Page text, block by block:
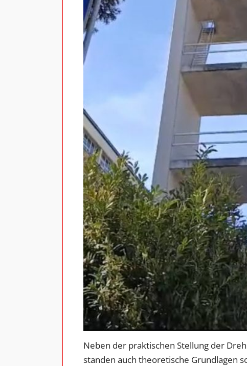
Neben der praktischen Stellung der
standen auch theoretische Grundlagen